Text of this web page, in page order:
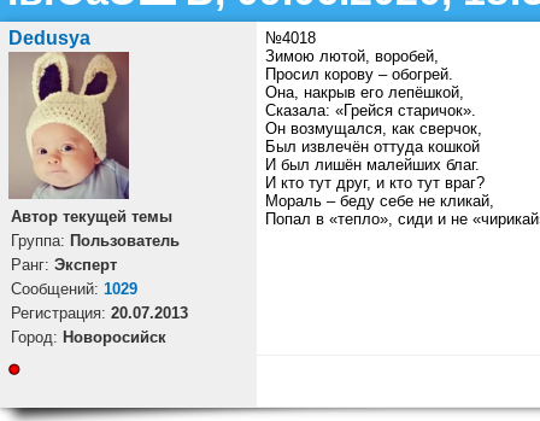
Dedusya
Автор текущей темы
Группа: Пользователь
Ранг: Эксперт
Cообщений: 1029
Регистрация: 20.07.2013
Город: Новоросийск
№4018
Зимою лютой, воробей,
Просил корову – обогрей.
Она, накрыв его лепёшкой,
Сказала: «Грейся старичок».
Он возмущался, как сверчок,
Был извлечён оттуда кошкой
И был лишён малейших благ.
И кто тут друг, и кто тут враг?
Мораль – беду себе не кликай,
Попал в «тепло», сиди и не